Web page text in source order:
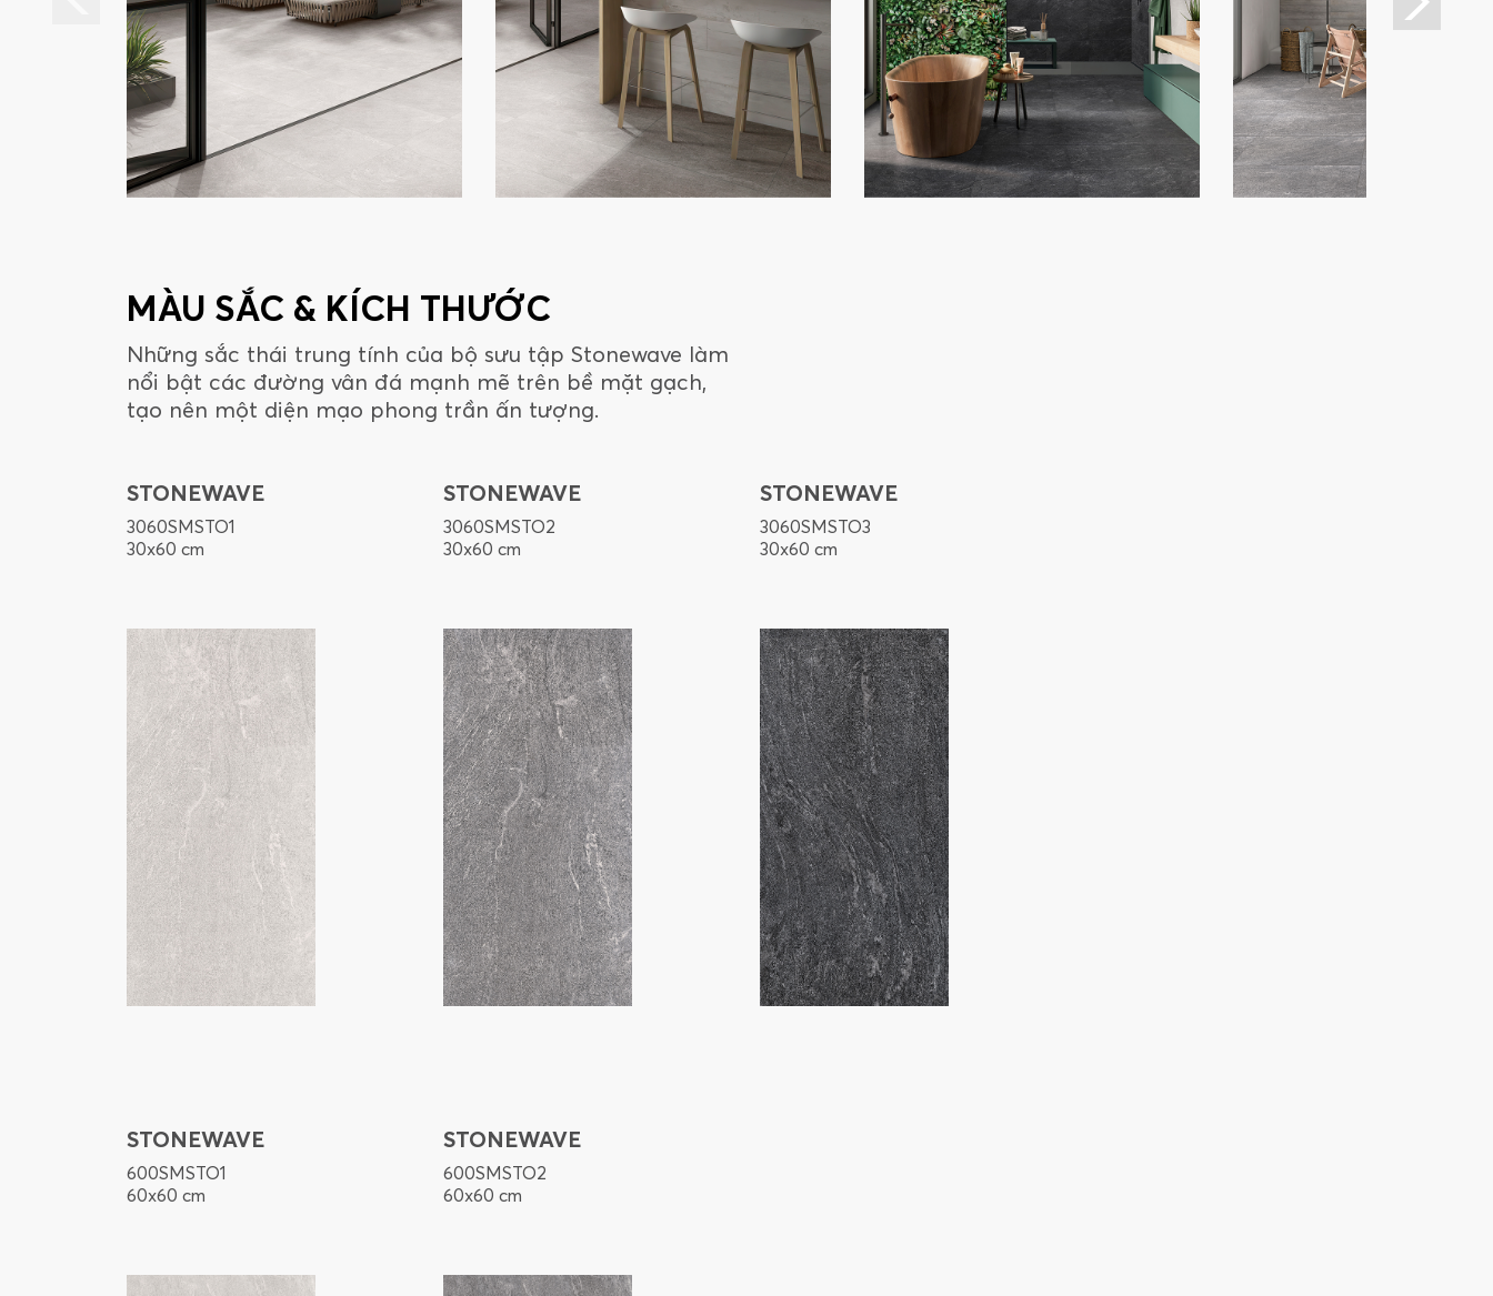
MÀU SẮC & KÍCH THƯỚC
Những sắc thái trung tính của bộ sưu tập Stonewave làm
nổi bật các đường vân đá mạnh mẽ trên bề mặt gạch,
tạo nên một diện mạo phong trần ấn tượng.
STONEWAVE
3060SMSTO1
30x60 cm
STONEWAVE
3060SMSTO2
30x60 cm
STONEWAVE
3060SMSTO3
30x60 cm
STONEWAVE
600SMSTO1
60x60 cm
STONEWAVE
600SMSTO2
60x60 cm